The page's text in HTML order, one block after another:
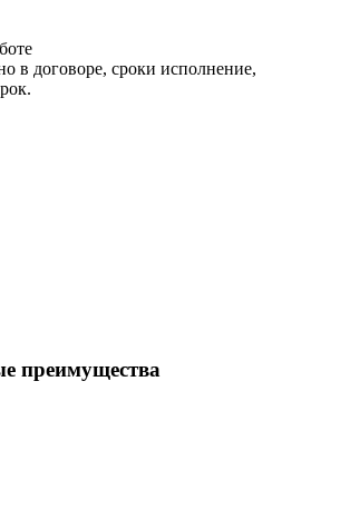
в договоре, сроки исполнение,
преимущества